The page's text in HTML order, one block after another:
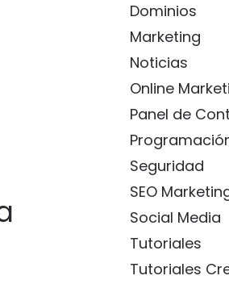
Dominios
Marketing
Noticias
Online
Panel de
Seguridad
SEO
Social Media
Tutoriales
Tutoriales